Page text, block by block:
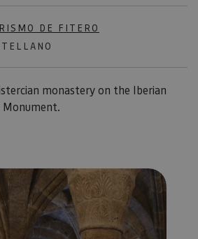
DE FITERO
monastery on the Iberian
Monument.